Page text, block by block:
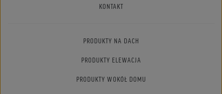
KONTAKT
PRODUKTY NA DACH
PRODUKTY ELEWACJA
PRODUKTY WOKÓŁ DOMU